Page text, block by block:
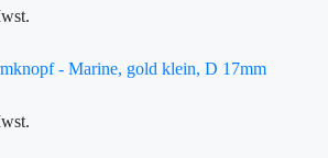
- Marine, gold klein, D 17mm